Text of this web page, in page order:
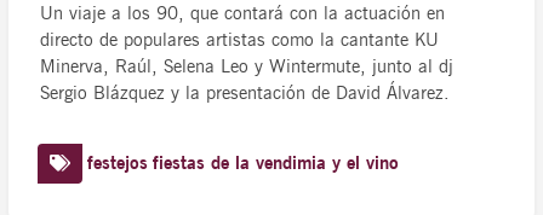
Un viaje a los 90, que contará con la actuación en
directo de populares artistas como la cantante KU
Minerva, Raúl, Selena Leo y Wintermute, junto al dj
Sergio Blázquez y la presentación de David Álvarez.
festejos fiestas de la vendimia y el vino